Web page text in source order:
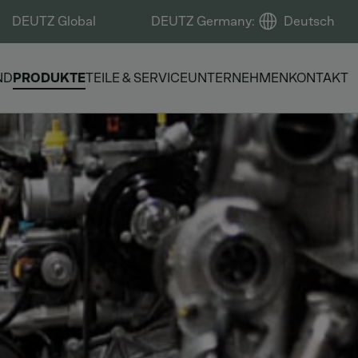
DEUTZ Global DEUTZ Germany: Deutsch
PRODUKTETEILE & SERVICEUNTERNEHMENKONTAKT